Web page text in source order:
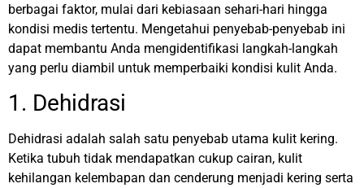
berbagai faktor, mulai dari kebiasaan sehari-hari hingga
kondisi medis tertentu. Mengetahui penyebab-penyebab ini
dapat membantu Anda mengidentifikasi langkah-langkah
yang perlu diambil untuk memperbaiki kondisi kulit Anda.
1. Dehidrasi
Dehidrasi adalah salah satu penyebab utama kulit kering.
Ketika tubuh tidak mendapatkan cukup cairan, kulit
kehilangan kelembapan dan cenderung menjadi kering serta